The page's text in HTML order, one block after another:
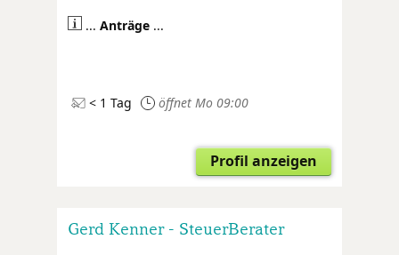
... Anträge ...
< 1 Tag öffnet Mo 09:00
Profil anzeigen
Gerd Kenner - SteuerBerater